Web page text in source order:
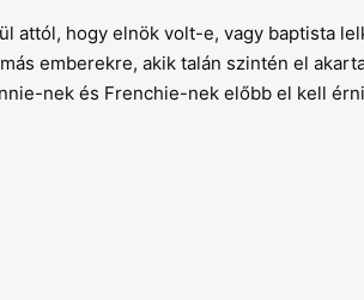
attól, hogy elnök volt-e, vagy baptista
emberekre, akik talán szintén el
nek és Frenchie-nek előbb el kell